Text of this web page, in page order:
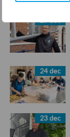
24 dec
23 dec